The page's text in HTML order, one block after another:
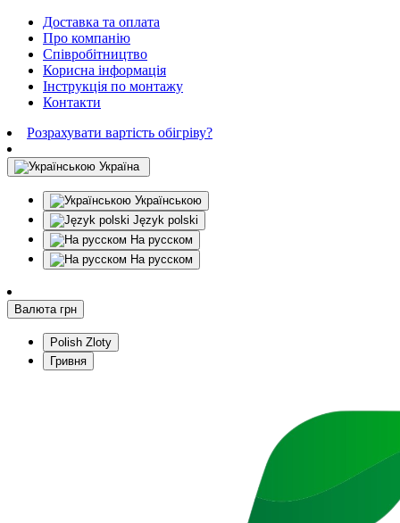
Доставка та оплата
Про компанію
Співробітництво
Корисна інформація
Інструкція по монтажу
Контакти
Розрахувати вартість обігріву?
Україна
Українською
Język polski
На русском
На русском
Валюта грн
Polish Zloty
Гривня